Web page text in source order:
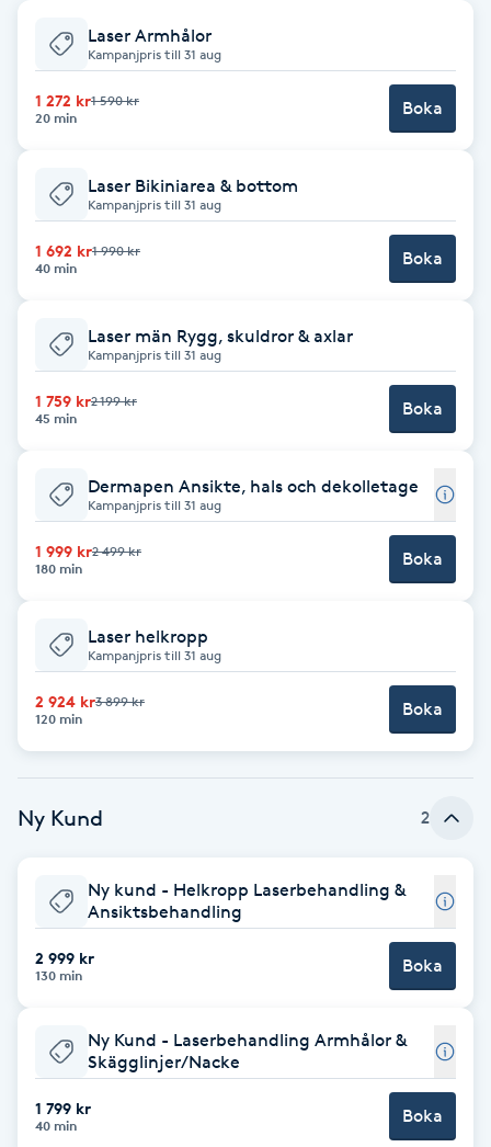
Babylights
Balayage
Barber
BIAB
Blowout
Brynfärgning
Brynplockning
Bröllopsuppsättning
C
Color correction
Cryoterapi
Damklippning
Dermapen
Laser Armhålor
Kampanjpris till 31 aug
1 272 kr1 590 kr
20 min
Boka
Laser Bikiniarea & bottom
Kampanjpris till 31 aug
1 692 kr1 990 kr
40 min
Boka
Laser män Rygg, skuldror & axlar
Kampanjpris till 31 aug
1 759 kr2 199 kr
45 min
Boka
Dermapen Ansikte, hals och dekolletage
Kampanjpris till 31 aug
1 999 kr2 499 kr
180 min
Boka
Laser helkropp
Kampanjpris till 31 aug
2 924 kr3 899 kr
120 min
Boka
Ny Kund 2
Ny kund - Helkropp Laserbehandling &
Ansiktsbehandling
2 999 kr
130 min Boka
Ny Kund - Laserbehandling Armhålor &
Skägglinjer/Nacke
1 799 kr
40 min Boka